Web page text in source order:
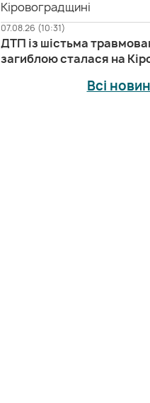
Кіровоградщині
07.08.26 (10:31)
ДТП із шістьма
загиблою сталася на
Всі